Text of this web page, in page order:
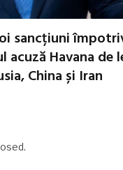
sancțiuni
acuză Havana de
China și Iran